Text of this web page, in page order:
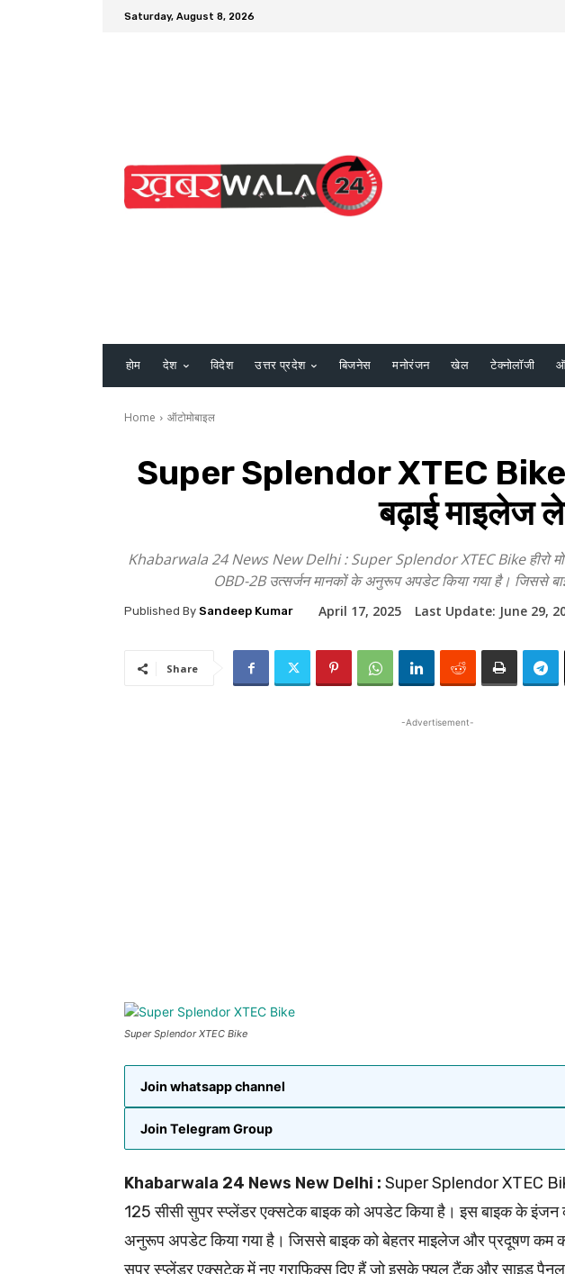
Saturday, August 8, 2026
होम देश विदेश उत्तर प्रदेश बिजनेस मनोरंजन खेल टेक्नोलॉजी
Home ऑटोमोबाइल
Super Splendor XTEC Bike
बढ़ाई माइलेज
Khabarwala 24 News New Delhi : Super Splendor XTEC Bike हीरो
OBD-2B उत्सर्जन मानकों के अनुरूप अपडेट किया गया है। जिससे
Published By Sandeep Kumar April 17, 2025 Last Update: June 29,
Share
-Advertisement-
Super Splendor XTEC Bike
Join whatsapp channel
Join Telegram Group
Khabarwala 24 News New Delhi : Super Splendor XTEC
125 सीसी सुपर स्प्लेंडर एक्सटेक बाइक को अपडेट किया है। इस बाइक के इंजन
अनुरूप अपडेट किया गया है। जिससे बाइक को बेहतर माइलेज और प्रदूषण कम
सुपर स्प्लेंडर एक्सटेक में नए ग्राफिक्स दिए हैं जो इसके फ्यूल टैंक और साइड